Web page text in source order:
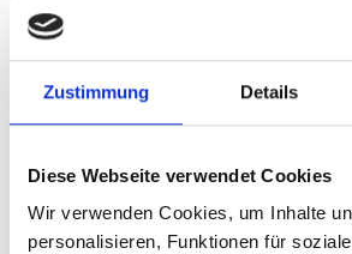
Zustimmung Details
Diese Webseite verwendet Cookies
Wir verwenden Cookies, um Inhalte
personalisieren, Funktionen für